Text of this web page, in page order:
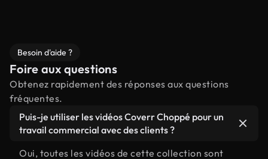
Besoin d'aide ?
Foire aux questions
Obtenez rapidement des réponses aux questions
fréquentes.
Puis-je utiliser les vidéos Coverr Choppé pour un
travail commercial avec des clients ?
Oui, toutes les vidéos de cette collection sont